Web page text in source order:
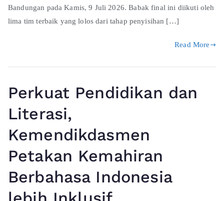
Bandungan pada Kamis, 9 Juli 2026. Babak final ini diikuti oleh
lima tim terbaik yang lolos dari tahap penyisihan […]
Read More
Perkuat Pendidikan dan
Literasi,
Kemendikdasmen
Petakan Kemahiran
Berbahasa Indonesia